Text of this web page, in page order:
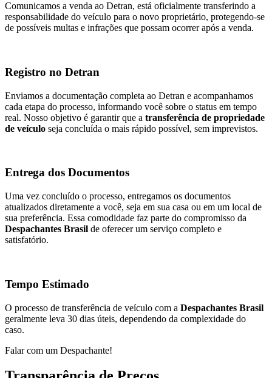
Comunicamos a venda ao Detran, está oficialmente transferindo a
responsabilidade do veículo para o novo proprietário, protegendo-se
de possíveis multas e infrações que possam ocorrer após a venda.
Registro no Detran
Enviamos a documentação completa ao Detran e acompanhamos
cada etapa do processo, informando você sobre o status em tempo
real. Nosso objetivo é garantir que a transferência de propriedade
de veículo seja concluída o mais rápido possível, sem imprevistos.
Entrega dos Documentos
Uma vez concluído o processo, entregamos os documentos
atualizados diretamente a você, seja em sua casa ou em um local de
sua preferência. Essa comodidade faz parte do compromisso da
Despachantes Brasil de oferecer um serviço completo e
satisfatório.
Tempo Estimado
O processo de transferência de veículo com a Despachantes Brasil
geralmente leva 30 dias úteis, dependendo da complexidade do
caso.
Falar com um Despachante!